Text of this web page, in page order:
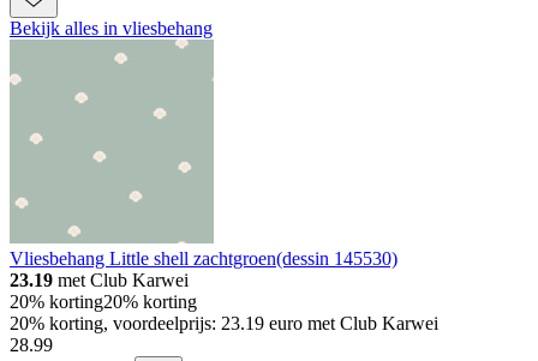
Bekijk alles in vliesbehang
Vliesbehang Little shell zachtgroen(dessin 145530)
23.19 met Club Karwei
20% korting20% korting
20% korting, voordeelprijs: 23.19 euro met Club Karwei
28.99